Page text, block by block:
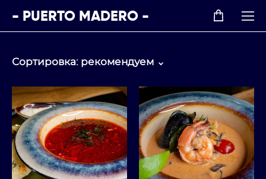
- PUERTO MADERO -
Сортировка: рекомендуем